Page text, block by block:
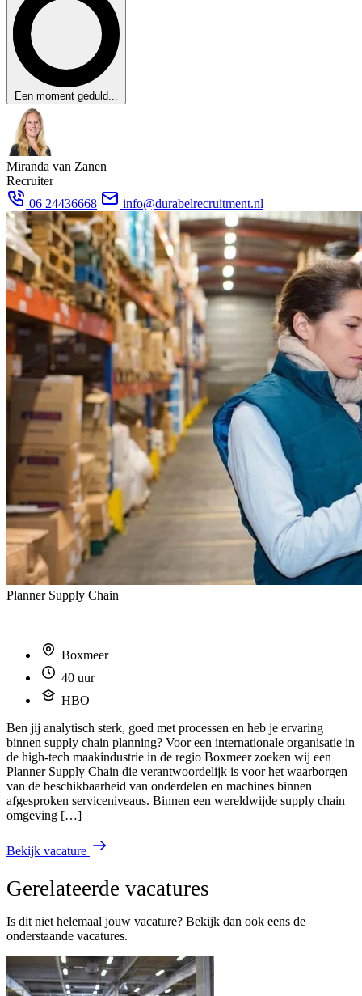
Een moment geduld...
Miranda van Zanen
Recruiter
06 24436668
info@durabelrecruitment.nl
Planner Supply Chain
Boxmeer
40 uur
HBO
Ben jij analytisch sterk, goed met processen en heb je ervaring
binnen supply chain planning? Voor een internationale organisatie in
de high-tech maakindustrie in de regio Boxmeer zoeken wij een
Planner Supply Chain die verantwoordelijk is voor het waarborgen
van de beschikbaarheid van onderdelen en machines binnen
afgesproken serviceniveaus. Binnen een wereldwijde supply chain
omgeving […]
Bekijk vacature
Gerelateerde vacatures
Is dit niet helemaal jouw vacature? Bekijk dan ook eens de
onderstaande vacatures.